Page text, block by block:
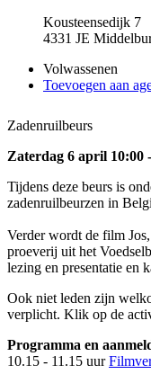
Kousteensedijk 7
4331 JE
Volwassenen
Toevoegen aan
Zadenruilbeurs
Zaterdag 6 april
Tijdens deze beurs is
zadenruilbeurzen in
Verder wordt de film
proeverij uit het
lezing en presentatie en
Ook niet leden zijn
verplicht. Klik op de
Programma en
10.15 - 11.15 uur